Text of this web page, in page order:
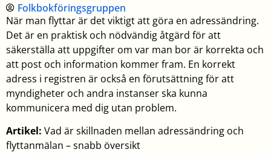
Folkbokföringsgruppen
När man flyttar är det viktigt att göra en adressändring.
Det är en praktisk och nödvändig åtgärd för att
säkerställa att uppgifter om var man bor är korrekta och
att post och information kommer fram. En korrekt
adress i registren är också en förutsättning för att
myndigheter och andra instanser ska kunna
kommunicera med dig utan problem.
Artikel: Vad är skillnaden mellan adressändring och
flyttanmälan – snabb översikt